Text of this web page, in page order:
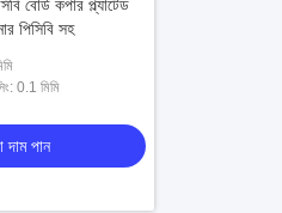
বোর্ড কপার প্ল্যাটেড
পিসিবি সহ
0.1 মিমি
দাম পান